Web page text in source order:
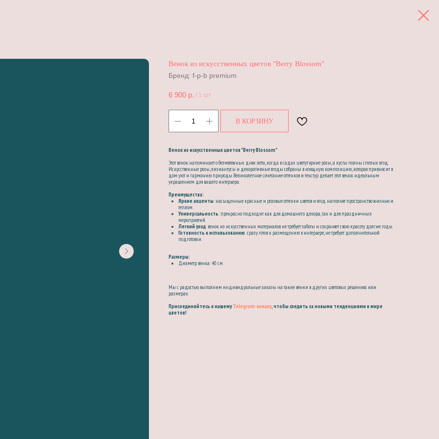
Венок из искусственных цветов "Berry Blossom"
Бренд: f-p-b premium
6 900 р. / 1 шт
В КОРЗИНУ
Венок из искусственных цветов "Berry Blossom"
Этот венок напоминает о безмятежных днях лета, когда в садах цветут яркие розы, а кусты полны спелых ягод.
Искусственные розы, лизиантусы и декоративные ягоды собраны в изящную композицию, которая привносит в
дом уют и гармонию природы. Великолепное сочетание оттенков и текстур делает этот венок идеальным
украшением для вашего интерьера.
Преимущества:
Яркие акценты: насыщенные красные и розовые оттенки цветов и ягод наполнят пространство жизнью и
теплом.
Универсальность: прекрасно подходит как для домашнего декора, так и для праздничных
мероприятий.
Легкий уход: венок из искусственных материалов не требует заботы и сохраняет свою красоту долгие годы.
Готовность к использованию: сразу готов к размещению в интерьере, не требует дополнительной
подготовки.
Размеры:
Диаметр венка: 40 см
Мы с радостью выполним индивидуальные заказы на такие венки в других цветовых решениях или
размерах.
Присоединяйтесь к нашемуTelegram-каналу, чтобы следить за новыми тенденциями в мире
цветов!